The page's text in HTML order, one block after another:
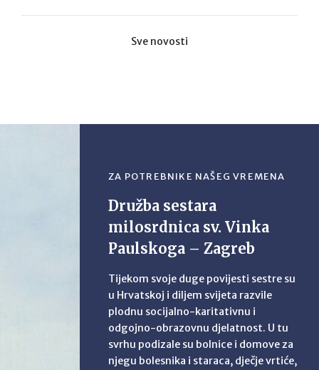
Sve novosti
ZA POTREBNIKE NAŠEG VREMENA
Družba sestara
milosrdnica sv. Vinka
Paulskoga – Zagreb
Tijekom svoje duge povijesti sestre su
u Hrvatskoj i diljem svijeta razvile
plodnu socijalno-karitativnu i
odgojno-obrazovnu djelatnost. U tu
svrhu podizale su bolnice i domove za
njegu bolesnika i staraca, dječje vrtiće,